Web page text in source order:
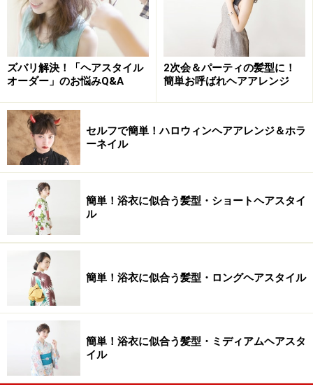
ズバリ解決！「ヘアスタイル
オーダー」のお悩みQ&A
2次会＆パーティの髪型に！
簡単お呼ばれヘアアレンジ
セルフで簡単！ハロウィンヘアアレンジ＆ホラ
ーネイル
簡単！浴衣に似合う髪型・ショートヘアスタイ
ル
簡単！浴衣に似合う髪型・ロングヘアスタイル
簡単！浴衣に似合う髪型・ミディアムヘアスタ
イル